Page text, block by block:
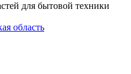
для бытовой техники
область